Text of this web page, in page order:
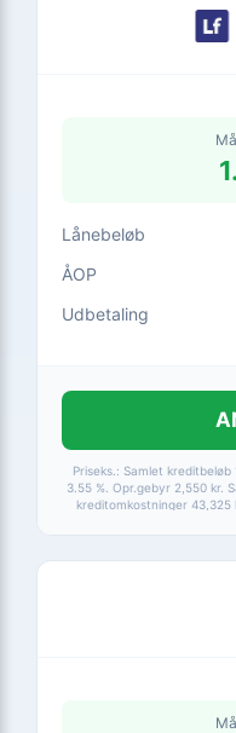
Lånebeløb
ÅOP
Udbetaling
Priseks.: Samlet kreditbeløb
3.55 %. Opr.gebyr 2,550 kr.
kreditomkostninger 43,325